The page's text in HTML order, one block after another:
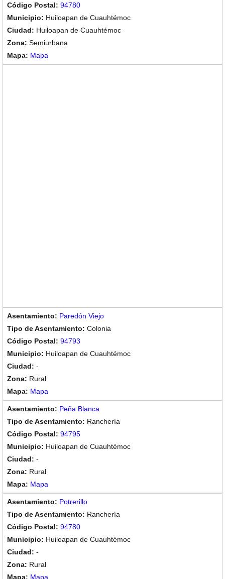
94780
Huiloapan de Cuauhtémoc
Huiloapan de Cuauhtémoc
Semiurbana
Mapa
Paredón Viejo
Colonia
94793
Huiloapan de Cuauhtémoc
-
Rural
Mapa
Peña Blanca
Ranchería
94795
Huiloapan de Cuauhtémoc
-
Rural
Mapa
Potrerillo
Ranchería
94780
Huiloapan de Cuauhtémoc
-
Rural
Mapa